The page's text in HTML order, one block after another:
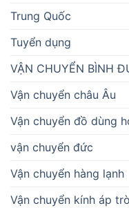
Trung Quốc
Tuyển dụng
VẬN CHUYỂN BÌNH
Vận chuyển châu Âu
Vận chuyển đồ dùng
vận chuyển đức
Vận chuyển hàng lạnh
Vận chuyển kính áp